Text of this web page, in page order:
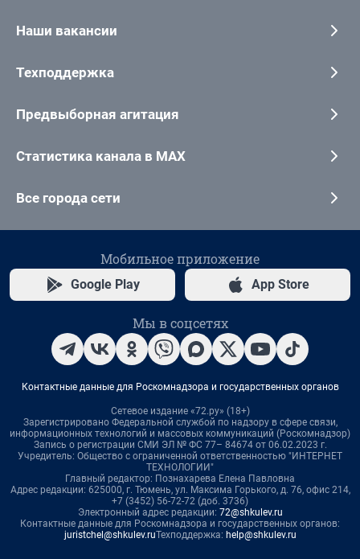
Наши вакансии
Техподдержка
Предвыборная агитация
Статистика канала в MAX
Все города сети
Мобильное приложение
Google Play App Store
Мы в соцсетях
Контактные данные для Роскомнадзора и государственных органов
Сетевое издание «72.ру» (18+)
Зарегистрировано Федеральной службой по надзору в сфере связи,
информационных технологий и массовых коммуникаций (Роскомнадзор)
Запись о регистрации СМИ ЭЛ № ФС 77– 84674 от 06.02.2023 г.
Учредитель: Общество с ограниченной ответственностью "ИНТЕРНЕТ
ТЕХНОЛОГИИ"
Главный редактор: Познахарева Елена Павловна
Адрес редакции: 625000, г. Тюмень, ул. Максима Горького, д. 76, офис 214,
+7 (3452) 56-72-72 (доб. 3736)
Электронный адрес редакции: 72@shkulev.ru
Контактные данные для Роскомнадзора и государственных органов:
juristchel@shkulev.ruТехподдержка: help@shkulev.ru